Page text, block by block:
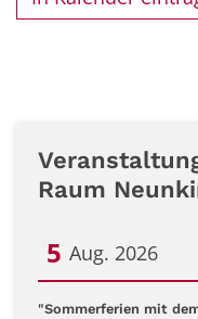
Raum
5 Aug. 2026
Datum: 5. August
"Sommerferien mit